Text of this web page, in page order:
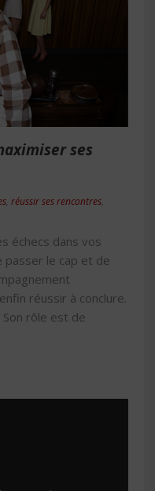
ses
réussir ses rencontres
échecs dans vos
passer le cap et de
réussir à conclure.
Son rôle est de